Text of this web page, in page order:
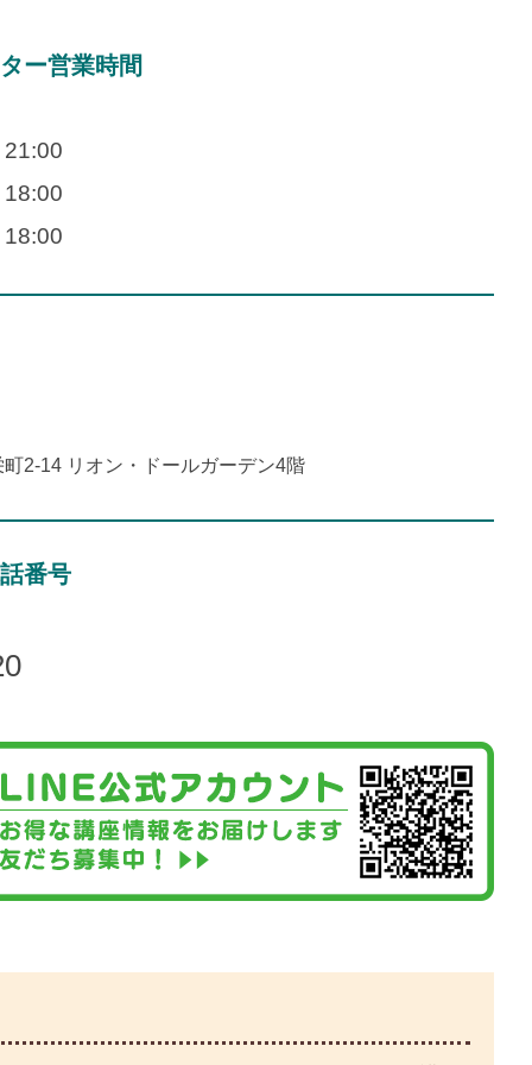
ー営業時間
2-14 リオン・ドールガーデン4階
番号